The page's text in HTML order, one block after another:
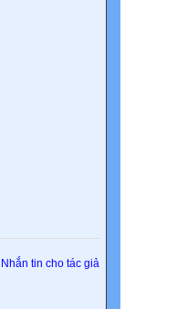
Nhắn tin cho tác giả